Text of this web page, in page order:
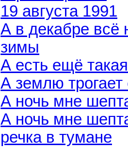
19 августа 1991
А в декабре всё
зимы
А есть ещё
А землю трогает
А ночь мне
А ночь мне
речка в тумане